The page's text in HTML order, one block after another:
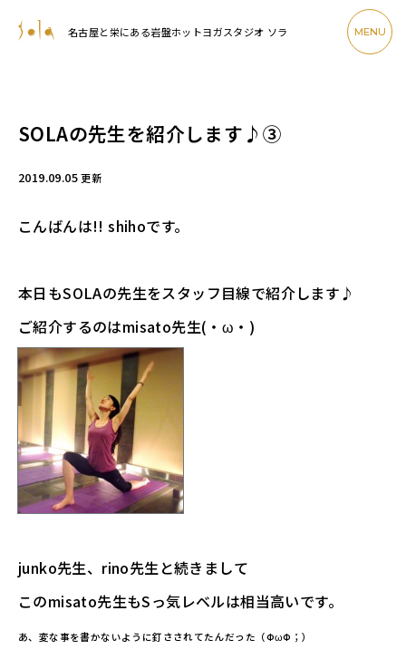
名古屋と栄にある岩盤ホットヨガスタジオ ソラ MENU
SOLAの先生を紹介します♪③
2019.09.05更新
こんばんは!! shihoです。
本日もSOLAの先生をスタッフ目線で紹介します♪
ご紹介するのはmisato先生(・ω・)
junko先生、rino先生と続きまして
このmisato先生もSっ気レベルは相当高いです。
あ、変な事を書かないように釘さされてたんだった（ФωФ；）